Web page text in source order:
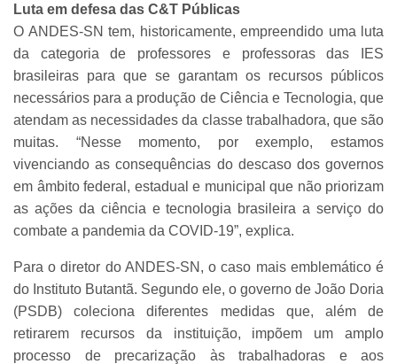
Luta em defesa das C&T Públicas
O ANDES-SN tem, historicamente, empreendido uma luta
da categoria de professores e professoras das IES
brasileiras para que se garantam os recursos públicos
necessários para a produção de Ciência e Tecnologia, que
atendam as necessidades da classe trabalhadora, que são
muitas. “Nesse momento, por exemplo, estamos
vivenciando as consequências do descaso dos governos
em âmbito federal, estadual e municipal que não priorizam
as ações da ciência e tecnologia brasileira a serviço do
combate a pandemia da COVID-19”, explica.
Para o diretor do ANDES-SN, o caso mais emblemático é
do Instituto Butantã. Segundo ele, o governo de João Doria
(PSDB) coleciona diferentes medidas que, além de
retirarem recursos da instituição, impõem um amplo
processo de precarização às trabalhadoras e aos